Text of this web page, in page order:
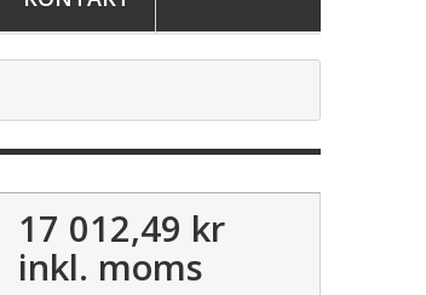
17 012,49 kr
inkl. moms